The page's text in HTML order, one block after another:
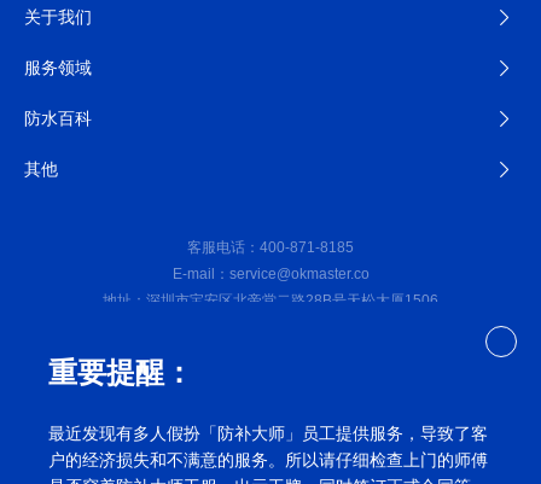
关于我们
服务领域
防水百科
其他
客服电话：400-871-8185
E-mail：service@okmaster.co
地址：深圳市宝安区北帝堂二路28B号天松大厦1506
深圳防水补漏公司©2023防补大师（深圳）防水工程有限公司
案号：粤ICP备2022010125号网站地图
重要提醒：
最近发现有多人假扮「防补大师」员工提供服务，导致了客
户的经济损失和不满意的服务。所以请仔细检查上门的师傅